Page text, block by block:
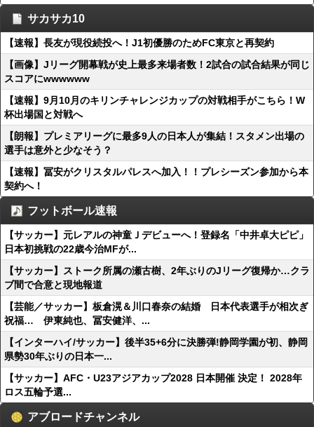
サカサカ10
【速報】長友が現役続投へ！J1初優勝のためFC東京と再契約
【画像】Jリーグ開幕戦が史上最多来場者数！2試合の試合結果が同じ
スコアにwwwwww
【速報】9月10月のキリンチャレンジカップの対戦相手がこちら！W
杯出場国と対戦へ
【朗報】プレミアリーグに最多9人の日本人が集結！スタメン出場の
選手は意外と少なそう？
【速報】冨安がクリスタルパレスへ加入！！プレシーズン参加から本
契約へ！
フットボール速報
【サッカー】元レアルの神童Ｊデビューへ！登録名「中井卓大ピピ」
日本初挑戦の22歳今治MFが...
【サッカー】ストーク所属の瀬古樹、2年ぶりのJリーグ復帰か…クラ
ブ間で合意と現地報道
【芸能／サッカー】板倉滉＆川口春奈の結婚 日本代表選手が相次ぎ
祝福… 伊東純也、冨安健洋、...
【インターハイ/サッカー】後半35+6分に決勝弾!静岡学園が初、静岡
県勢30年ぶりの日本一...
【サッカー】AFC・U23アジアカップ2028 日本開催 決定！ 2028年
ロス五輪予選...
アブロードチャンネル